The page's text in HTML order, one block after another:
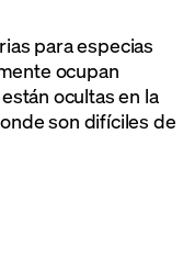
para especias
ocupan
ocultas en la
son difíciles de